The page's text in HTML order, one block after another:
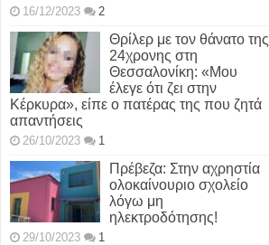
16/12/2023 2
Θρίλερ με τον θάνατο της
24χρονης στη
Θεσσαλονίκη: «Μου
έλεγε ότι ζει στην
Κέρκυρα», είπε ο πατέρας της που ζητά
απαντήσεις
26/10/2023 1
Πρέβεζα: Στην αχρηστία
ολοκαίνουριο σχολείο
λόγω μη
ηλεκτροδότησης!
29/10/2023 1